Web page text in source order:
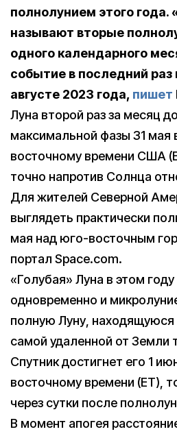
полнолунием этого года.
называют вторые
одного календарного
событие в последний
августе 2023 года, пишет
Луна второй раз за месяц
максимальной фазы 31 мая
восточному времени США
точно напротив Солнца
Для жителей Северной
выглядеть практически
мая над юго-восточным
портал Space.com.
«Голубая» Луна в этом году
одновременно и
полную Луну,
самой удаленной от Земли
Спутник достигнет его 1
восточному времени (ET),
через сутки после
В момент апогея